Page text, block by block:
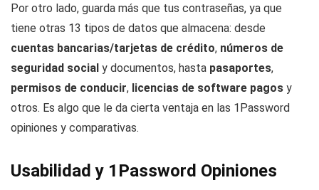
Por otro lado, guarda más que tus contraseñas, ya que
tiene otras 13 tipos de datos que almacena: desde
cuentas bancarias/tarjetas de crédito, números de
seguridad social y documentos, hasta pasaportes,
permisos de conducir, licencias de software pagos y
otros. Es algo que le da cierta ventaja en las 1Password
opiniones y comparativas.
Usabilidad y 1Password Opiniones